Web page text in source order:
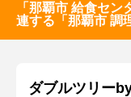
「那覇市 給食セ
連する「那覇市 調
ダブルツリー